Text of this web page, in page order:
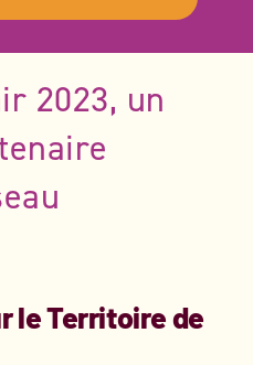
2023, un
le Territoire de